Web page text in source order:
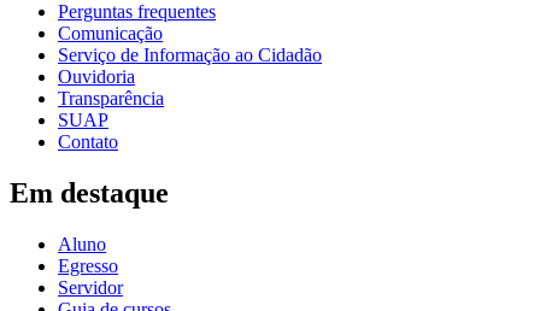
Perguntas frequentes
Comunicação
Serviço de Informação ao Cidadão
Ouvidoria
Transparência
SUAP
Contato
Em destaque
Aluno
Egresso
Servidor